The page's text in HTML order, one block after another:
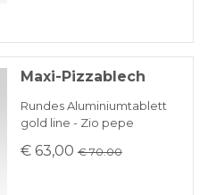
Maxi-Pizzablech
Rundes Aluminiumtablett
gold line - Zio pepe
€ 63,00 € 70.00